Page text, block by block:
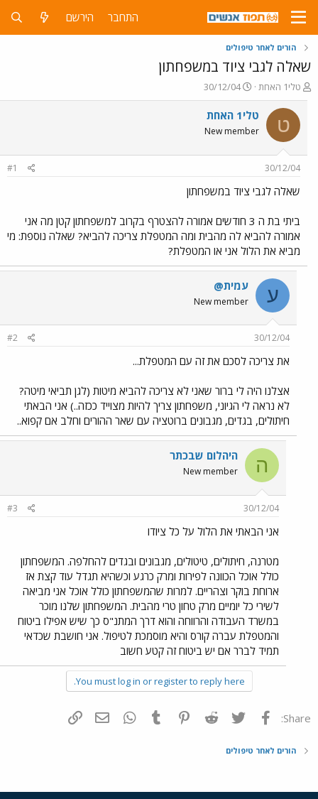
התחבר הירשם
הורים לאחר טיפולים
שאלה לגבי ציוד במשפחתון
פ
ו
ת
ח
ה
ש
א
טלי1 האחת
פ
ו
ר
ם
ר
30/12/04
ט טלי1 האחת
New member
30/12/04
#1
שאלה לגבי ציוד במשפחתון
ביתי בת ה 3 חודשים אמורה להצטרף בקרוב למשפחתון קטן מה אני
אמורה להביא לה מהבית ומה המטפלת צריכה להביא? שאלה נוספת: מי
מביא את הלול אני או המטפלת?
ע עמית@
New member
30/12/04
#2
את צריכה לסכם את זה עם המטפלת...
אצלנו היה לי ברור שאני לא צריכה להביא מיטות (לגן תביאי מיטה?
לא נראה לי הגיוני, משפחתון צריך להיות מצוייד ככזה..) אני הבאתי
חיתולים, בגדים, מגבונים ברוטציה עם שאר ההורים וחלב אם קפוא..
ה היהלום שבכתר
New member
30/12/04
#3
אני הבאתי את הלול על כל ציודו
מטרנה, חיתולים, טיטולים, מגבונים ובגדים להחלפה. המשפחתון
כולל אוכל הכוונה לפירות ומרק כרגע וכשהיא תגדל עוד קצת אז
ארוחת בוקר וצהריים. למרות שהמשפחתון כולל אוכל אני מביאה
לשירי כל יומיים מרק טחון טרי מהבית. המשפחתון שלנו מוכר
במשרד העבודה והרווחה והוא דרך המתנ"ס כך שיש אפילו ביטוח
והמטפלת עברה קורס והיא מוסמכת לטיפול. אני חושבת שכדאי
תמיד לברר אם יש ביטוח זה קטע חשוב
You must log in or register to reply here.
Share: פייסבוק Twitter
Reddit
Pinterest
Tumblr
WhatsAppדואר אלקטרוני
הורים לאחר טיפולים